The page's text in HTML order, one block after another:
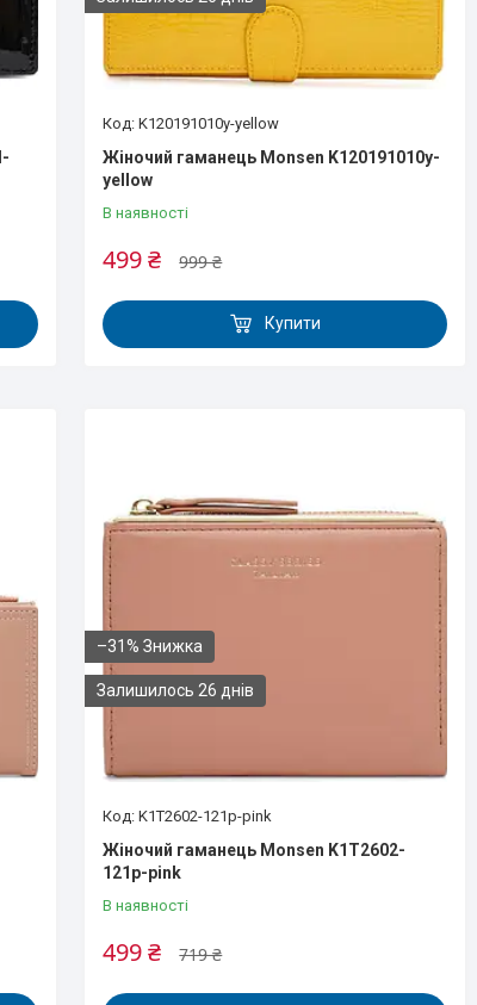
K120191010y-yellow
Жіночий гаманець Monsen K120191010y-
yellow
В наявності
999 ₴
499 ₴
Купити
–31%
Залишилось 26 днів
K1T2602-121p-pink
Жіночий гаманець Monsen K1T2602-
121p-pink
В наявності
719 ₴
499 ₴